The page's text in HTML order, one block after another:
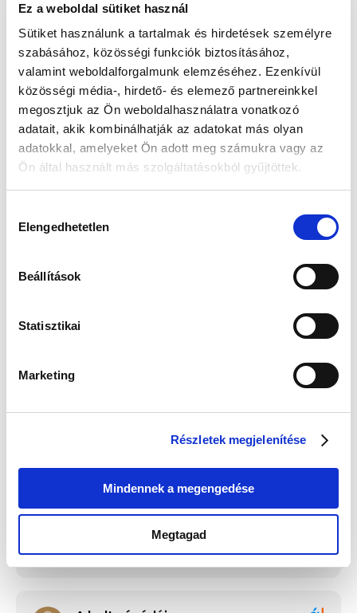
Ez a weboldal sütiket használ
Sütiket használunk a tartalmak és hirdetések személyre
szabásához, közösségi funkciók biztosításához,
valamint weboldalforgalmunk elemzéséhez. Ezenkívül
közösségi média-, hirdető- és elemező partnereinkkel
megosztjuk az Ön weboldalhasználatra vonatkozó
adatait, akik kombinálhatják az adatokat más olyan
adatokkal, amelyeket Ön adott meg számukra vagy az
Ön által használt más szolgáltatásokból gyűjtöttek.
kiválasztása
Elengedhetetlen
Beállítások
Statisztikai
Marketing
Részletek megjelenítése
Mindennek a megengedése
Megtagad
61 990 Ft
Az elmúlt 30 nap legjobb ára: 61 990 Ft
KOSÁRBA TESZ
Edelwolle 923 Fekete
Válassz egyet, majd kattints a Kosárba gombra! Ha most kihagyod, a